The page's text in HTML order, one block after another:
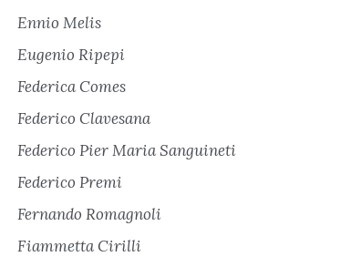
Ennio Melis
Eugenio Ripepi
Federica Comes
Federico Clavesana
Federico Pier Maria Sanguineti
Federico Premi
Fernando Romagnoli
Fiammetta Cirilli